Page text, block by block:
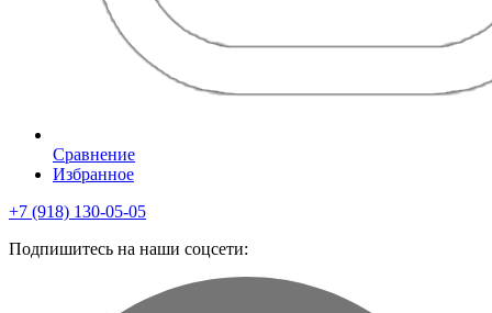
Сравнение
Избранное
+7 (918) 130-05-05
Подпишитесь на наши соцсети: